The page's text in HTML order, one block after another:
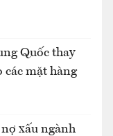
Quốc thay
các mặt hàng
xấu ngành